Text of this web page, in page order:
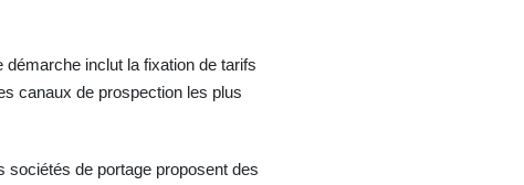
inclut la fixation de tarifs
canaux de prospection les plus
sociétés de portage proposent des